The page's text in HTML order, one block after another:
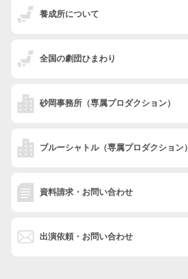
養成所について
全国の劇団ひまわり
砂岡事務所 （専属プロダクション）
ブルーシャトル（専属プロダクション）
資料請求・お問い合わせ
出演依頼・お問い合わせ